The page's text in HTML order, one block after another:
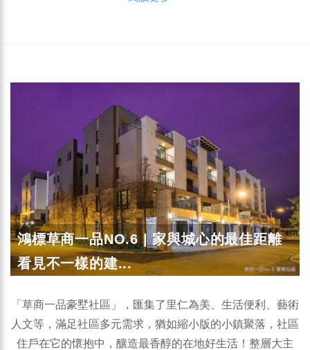
鴻標草商一品NO.6 | 家與城心的最佳距離
看見不一樣的建...
「草商一品豪墅社區」，匯集了里仁為美、生活便利、藝術
人文等，滿足社區多元需求，猶如縮小版的小鎮聚落，社區
住戶在它的懷抱中，釀造最香醇的在地好生活！整層大主